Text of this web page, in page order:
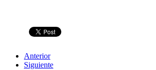
Anterior
Siguiente